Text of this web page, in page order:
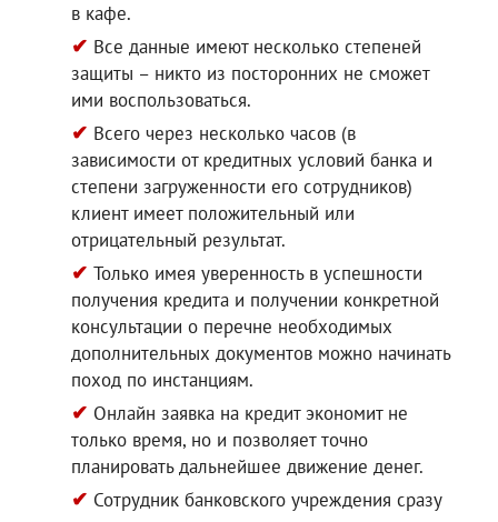
в кафе.
Все данные имеют несколько степеней
защиты – никто из посторонних не сможет
ими воспользоваться.
Всего через несколько часов (в
зависимости от кредитных условий банка и
степени загруженности его сотрудников)
клиент имеет положительный или
отрицательный результат.
Только имея уверенность в успешности
получения кредита и получении конкретной
консультации о перечне необходимых
дополнительных документов можно начинать
поход по инстанциям.
Онлайн заявка на кредит экономит не
только время, но и позволяет точно
планировать дальнейшее движение денег.
Сотрудник банковского учреждения сразу